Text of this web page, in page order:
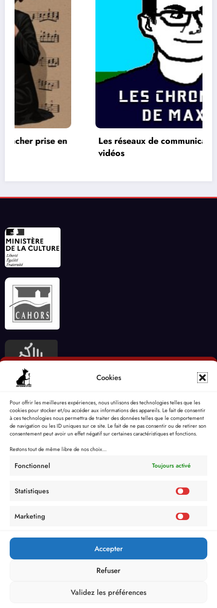
Cookies
Pour offrir les meilleures expériences, nous utilisons des technologies telles que les
cookies pour stocker et/ou accéder aux informations des appareils. Le fait de consentir
à ces technologies nous permettra de traiter des données telles que le comportement
de navigation ou les ID uniques sur ce site. Le fait de ne pas consentir ou de retirer son
consentement peut avoir un effet négatif sur certaines caractéristiques et fonctions.
Restons tout de même libre de nos choix...
Fonctionnel Toujours activé
Statistiques
Marketing
Accepter
Refuser
Validez les préférences
Les réseaux de communication entre les jeux